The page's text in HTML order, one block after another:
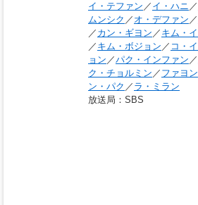
イ・テファン ／ イ・ハニ ／
ムンシク ／ オ・デファン ／
／ カン・ギヨン ／ キム・
／ キム・ボジョン ／ コ・
ョン ／パク・インファン ／
ク・チョルミン ／ ファヨン
ン・パク ／ ラ・ミラン
放送局 ：SBS